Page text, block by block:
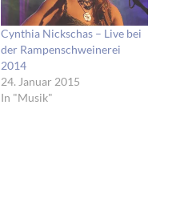
Cynthia Nickschas – Live bei
der Rampen­schweinerei
2014
24. Januar 2015
In "Musik"